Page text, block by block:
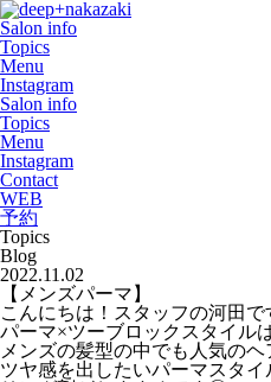
Salon info
Topics
Menu
Instagram
Salon info
Topics
Menu
Instagram
Contact
WEB
予約
Topics
Blog
2022.11.02
【メンズパーマ】
こんにちは！スタッフの河田で
パーマ×ツーブロックスタイル
メンズの髪型の中でも人気のヘ
ツヤ感を出したいパーマスタ